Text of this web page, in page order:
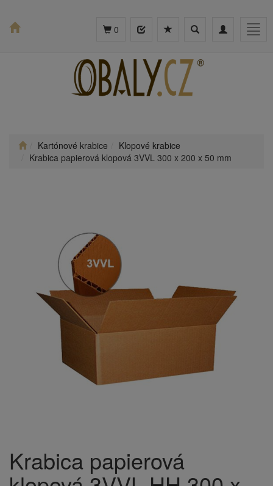
Toggle
Toggle
0
Kartónové krabice
Klopové krabice
Krabica papierová klopová 3VVL 300 x 200 x 50 mm
Krabica papierová